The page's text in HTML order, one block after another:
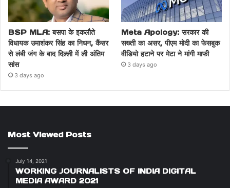
BSP MLA: बसपा के इकलौते
विधायक उमाशंकर सिंह का निधन, कैंसर
से लंबी जंग के बाद दिल्ली में ली अंतिम
सांस
3 days ago
Meta Apology: सरकार की
सख्ती का असर, पीएम मोदी का फेसबुक
वीडियो हटाने पर मेटा ने मांगी माफी
3 days ago
Most Viewed Posts
July 14, 2021
WORKING JOURNALISTS OF INDIA DIGITAL
MEDIA AWARD 2021